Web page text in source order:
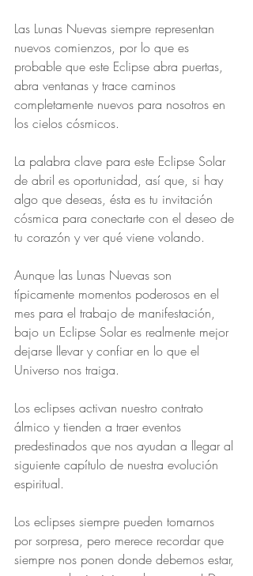
Las Lunas Nuevas siempre representan
nuevos comienzos, por lo que es
probable que este Eclipse abra puertas,
abra ventanas y trace caminos
completamente nuevos para nosotros en
los cielos cósmicos.
La palabra clave para este Eclipse Solar
de abril es oportunidad, así que, si hay
algo que deseas, ésta es tu invitación
cósmica para conectarte con el deseo de
tu corazón y ver qué viene volando.
Aunque las Lunas Nuevas son
típicamente momentos poderosos en el
mes para el trabajo de manifestación,
bajo un Eclipse Solar es realmente mejor
dejarse llevar y confiar en lo que el
Universo nos traiga.
Los eclipses activan nuestro contrato
álmico y tienden a traer eventos
predestinados que nos ayudan a llegar al
siguiente capítulo de nuestra evolución
espiritual.
Los eclipses siempre pueden tomarnos
por sorpresa, pero merece recordar que
siempre nos ponen donde debemos estar,